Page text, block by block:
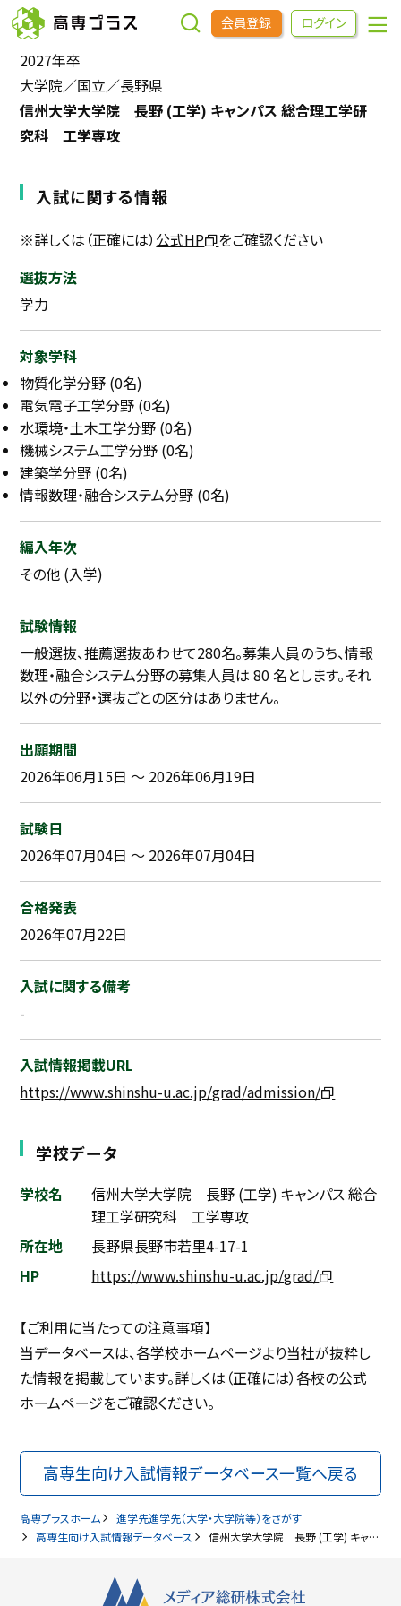
会員登録 ログイン
企業をさがす
進学先をさがす
インターンシップ・イベントをさがす
高専生コミュニティ
めもらす
本科5年生・専攻科2年生向け
2027年卒
大学院／国立／長野県
信州大学大学院 長野 (工学) キャンパス 総合理工学研
究科 工学専攻
入試に関する情報
※詳しくは（正確には） 公式HP
をご確認ください
選抜方法
学力
対象学科
物質化学分野 (0名)
電気電子工学分野 (0名)
水環境・土木工学分野 (0名)
機械システム工学分野 (0名)
建築学分野 (0名)
情報数理・融合システム分野 (0名)
編入年次
その他 (入学)
試験情報
一般選抜、推薦選抜あわせて280名。募集人員のうち、情報
数理・融合システム分野の募集人員は 80 名とします。それ
以外の分野・選抜ごとの区分はありません。
出願期間
2026年06月15日 ～ 2026年06月19日
試験日
2026年07月04日 ～ 2026年07月04日
合格発表
2026年07月22日
入試に関する備考
-
入試情報掲載URL
https://www.shinshu-u.ac.jp/grad/admission/
学校データ
学校名
信州大学大学院 長野 (工学) キャンパス 総合
理工学研究科 工学専攻
所在地
長野県長野市若里4-17-1
HP
https://www.shinshu-u.ac.jp/grad/
【ご利用に当たっての注意事項】
当データベースは、各学校ホームページより当社が抜粋し
た情報を掲載しています。詳しくは（正確には）各校の公式
ホームページをご確認ください。
高専生向け入試情報データベース一覧へ戻る
高専プラスホーム
進学先進学先（大学・大学院等）をさがす
高専生向け入試情報データベース
信州大学大学院 長野 (工学) キャンパス 総合理工学研究科 工学専攻（2027年卒対象）高専生向け入試情報